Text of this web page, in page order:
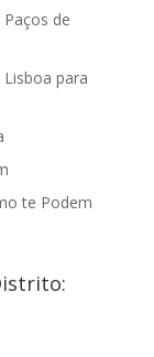
de
para
te Podem